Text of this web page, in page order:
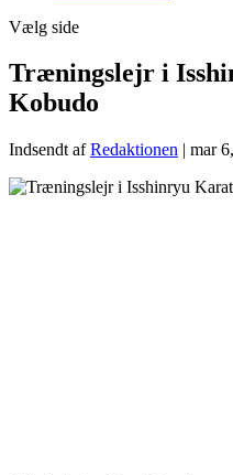
Vælg side
Træningslejr i
Kobudo
Indsendt afRedaktionen | mar